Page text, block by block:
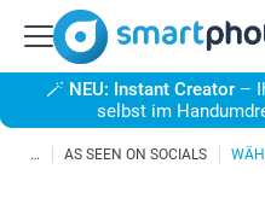
🪄 NEU: Instant Creator –
selbst im
AS SEEN ON SOCIALS